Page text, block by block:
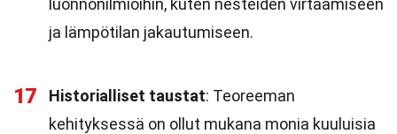
luonnonilmiöihin, kuten nesteiden virtaamiseen
ja lämpötilan jakautumiseen.
17 Historialliset taustat: Teoreeman
kehityksessä on ollut mukana monia kuuluisia